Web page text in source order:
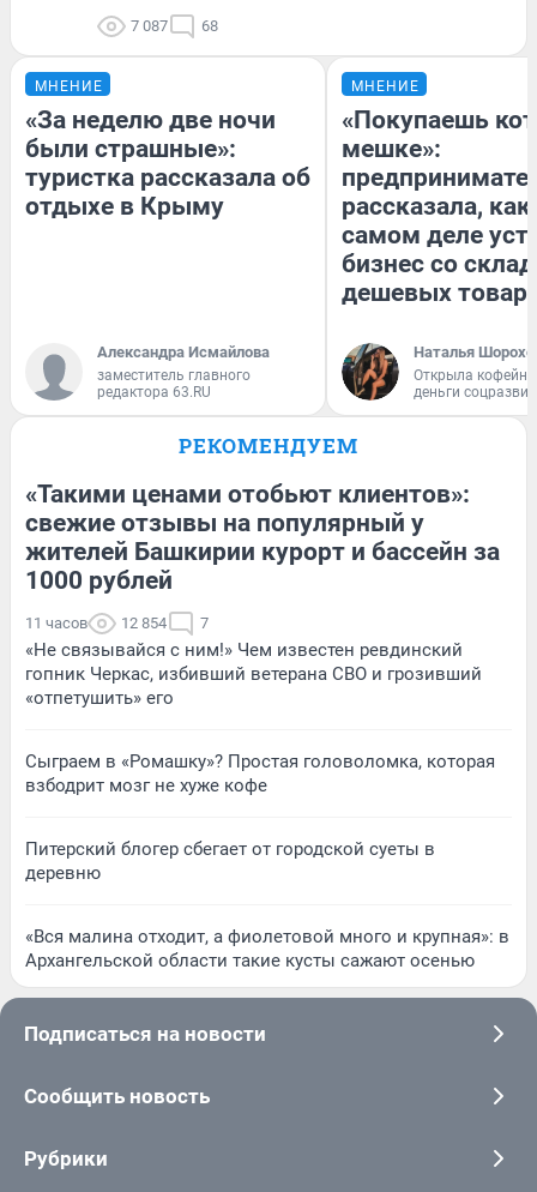
7 087 68
МНЕНИЕ
«За неделю две ночи
были страшные»:
туристка рассказала об
отдыхе в Крыму
Александра Исмайлова
заместитель главного
редактора 63.RU
МНЕНИЕ
«Покупаешь
мешке»:
рассказала, как
самом деле
бизнес со
дешевых
Наталья
Открыла
деньги
РЕКОМЕНДУЕМ
«Такими ценами отобьют клиентов»:
свежие отзывы на популярный у
жителей Башкирии курорт и бассейн за
1000 рублей
11 часов 12 854 7
«Не связывайся с ним!» Чем известен ревдинский
гопник Черкас, избивший ветерана СВО и грозивший
«отпетушить» его
Сыграем в «Ромашку»? Простая головоломка, которая
взбодрит мозг не хуже кофе
Питерский блогер сбегает от городской суеты в
деревню
«Вся малина отходит, а фиолетовой много и крупная»: в
Архангельской области такие кусты сажают осенью
Подписаться на новости
Сообщить новость
Рубрики